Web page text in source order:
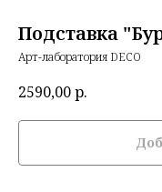
Подставка
Арт-лаборатория DECO
2590,00р.